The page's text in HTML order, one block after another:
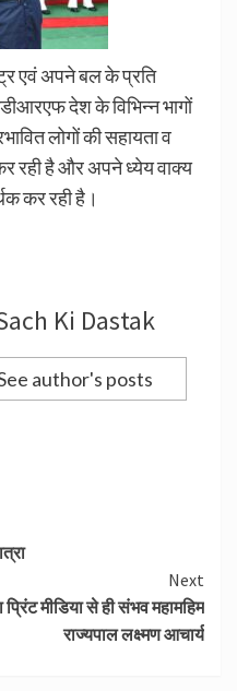
एवं अपने बल के प्रति
देश के विभिन्न भागों
लोगों की सहायता व
कर रही है और अपने ध्येय वाक्य
कर रही है।
Ki Dastak
author's posts
Next
मीडिया से ही संभव महामहिम
राज्यपाल लक्ष्मण आचार्य